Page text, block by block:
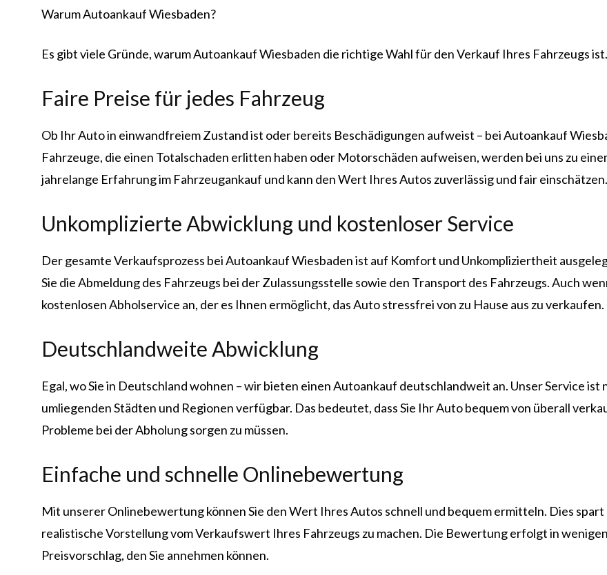
Warum Autoankauf Wiesbaden?
Es gibt viele Gründe, warum Autoankauf Wiesbaden die richtige Wahl für den Verkauf Ihres Fahrzeugs
Faire Preise für jedes Fahrzeug
Ob Ihr Auto in einwandfreiem Zustand ist oder bereits Beschädigungen aufweist – bei Autoankauf
Fahrzeuge, die einen Totalschaden erlitten haben oder Motorschäden aufweisen, werden bei uns zu
jahrelange Erfahrung im Fahrzeugankauf und kann den Wert Ihres Autos zuverlässig und fair einschätzen.
Unkomplizierte Abwicklung und kostenloser Service
Der gesamte Verkaufsprozess bei Autoankauf Wiesbaden ist auf Komfort und Unkompliziertheit
Sie die Abmeldung des Fahrzeugs bei der Zulassungsstelle sowie den Transport des Fahrzeugs. Auch
kostenlosen Abholservice an, der es Ihnen ermöglicht, das Auto stressfrei von zu Hause aus zu verkaufen.
Deutschlandweite Abwicklung
Egal, wo Sie in Deutschland wohnen – wir bieten einen Autoankauf deutschlandweit an. Unser Service
umliegenden Städten und Regionen verfügbar. Das bedeutet, dass Sie Ihr Auto bequem von überall
Probleme bei der Abholung sorgen zu müssen.
Einfache und schnelle Onlinebewertung
Mit unserer Onlinebewertung können Sie den Wert Ihres Autos schnell und bequem ermitteln. Dies
realistische Vorstellung vom Verkaufswert Ihres Fahrzeugs zu machen. Die Bewertung erfolgt in
Preisvorschlag, den Sie annehmen können.